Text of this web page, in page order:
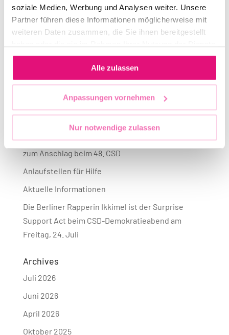
soziale Medien, Werbung und Analysen weiter. Unsere
Partner führen diese Informationen möglicherweise mit
weiteren Daten zusammen, die Sie ihnen bereitgestellt
gesammelt haben.
Alle zulassen
Anpassungen vornehmen
Nur notwendige zulassen
Search
Recent Posts
Statement des Vorstandes des Berliner CSD e. V.
zum Anschlag beim 48. CSD
Anlaufstellen für Hilfe
Aktuelle Informationen
Die Berliner Rapperin Ikkimel ist der Surprise
Support Act beim CSD-Demokratieabend am
Freitag, 24. Juli
Archives
Juli 2026
Juni 2026
April 2026
Oktober 2025